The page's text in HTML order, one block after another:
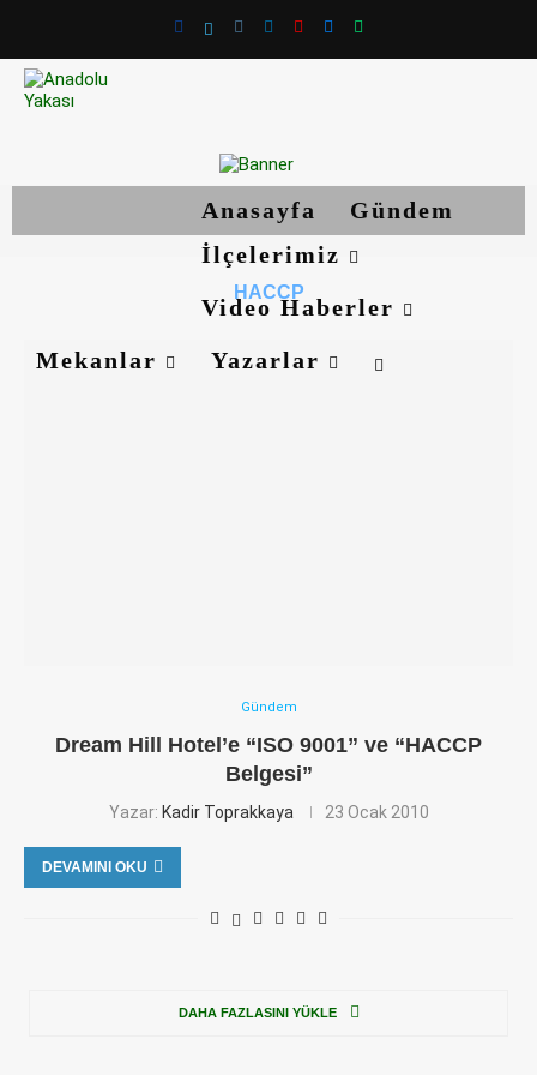
Anasayfa
Gündem
İlçelerimiz
Video Haberler
Mekanlar
Yazarlar
HACCP
Gündem
Dream Hill Hotel’e “ISO 9001” ve “HACCP
Belgesi”
Yazar: Kadir Toprakkaya 23 Ocak 2010
DEVAMINI OKU
DAHA FAZLASINI YÜKLE